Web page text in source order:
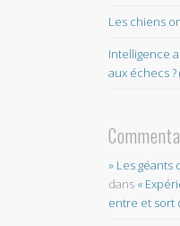
Les chiens
Intelligence
aux échecs ?
» Les
dans «
entre et sort